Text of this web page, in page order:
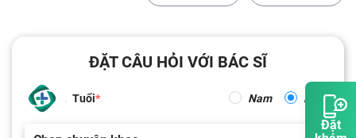
Đặt
ĐẶT CÂU HỎI VỚI BÁC SĨ
Tuổi Nam Nữ